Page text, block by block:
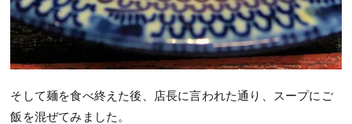
そして麺を食べ終えた後、店長に言われた通り、スープにご
飯を混ぜてみました。